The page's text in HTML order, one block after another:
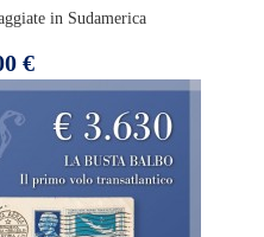
in Sudamerica
€